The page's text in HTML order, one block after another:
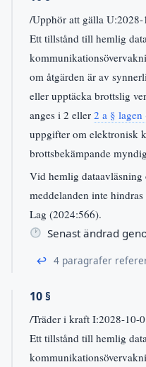
/Upphör att gälla
Ett tillstånd till hemlig
om åtgärden är av
eller upptäcka brottslig
anges i 2 eller 2 a §
uppgifter om elektronisk
brottsbekämpande
Vid hemlig
meddelanden inte
Lag (2024:566).
Senast ändrad
↩ 4 paragrafer
10 §
/Träder i kraft I:2028-10-
Ett tillstånd till hemlig